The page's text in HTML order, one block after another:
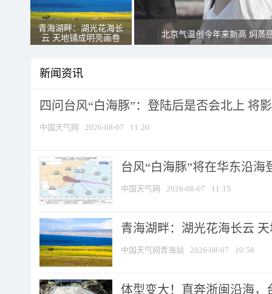
青海湖畔：湖光花海长
云 天地铺成明亮画卷
北京气温创今年来新高 焖蒸
新闻资讯
四问台风“白海豚”：登陆后是否会北上 将
中国天气网 2026-08-07 11:20
台风“白海豚”将在华东沿
中国天气网 2026-08-07 11:15
青海湖畔：湖光花海长云
中国天气网青海站 2026-08-07 10:58
体型变大！直奔浙闽沿海，